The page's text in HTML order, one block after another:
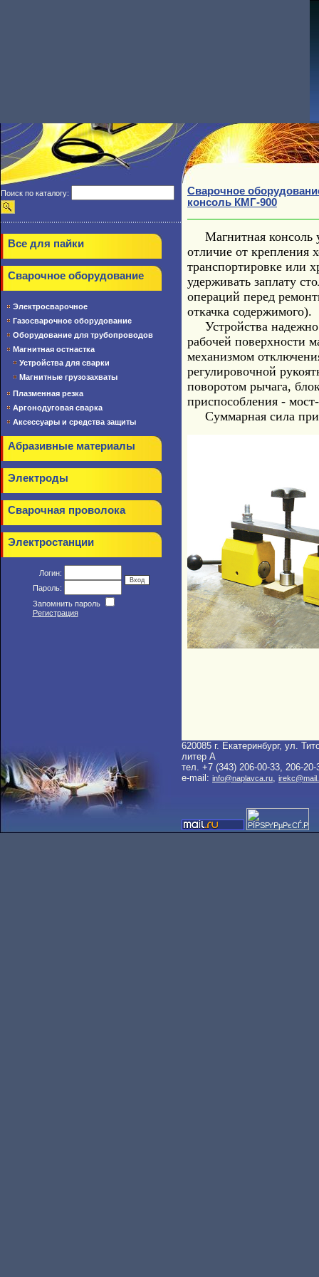
Поиск по каталогу:
Все для пайки
Сварочное оборудование
Электросварочное
Газосварочное оборудование
Оборудование для трубопроводов
Магнитная остнастка
Устройства для сварки
Магнитные грузозахваты
Плазменная резка
Аргонодуговая сварка
Аксессуары и средства защиты
Абразивные материалы
Электроды
Сварочная проволока
Электростанции
Логин:
Пароль:
Запомнить пароль
Регистрация
Сварочное
консоль КМГ-900
Магнитная консоль
отличие от крепления
транспортировке или
удерживать заплату
операций перед
откачка содержимого).
Устройства надежно
рабочей поверхности
механизмом
регулировочной
поворотом рычага,
приспособления -
Суммарная сила
620085 г. Екатеринбург, ул.
литер A
тел. +7 (343) 206-00-33, 206-20-
e-mail: info@naplavca.ru,